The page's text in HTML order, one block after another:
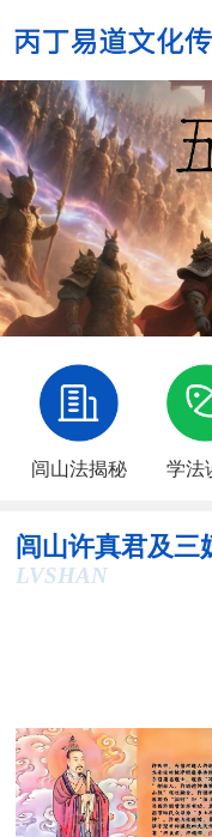
闾山法揭秘 学法
闾山许真君及三
LVSHAN